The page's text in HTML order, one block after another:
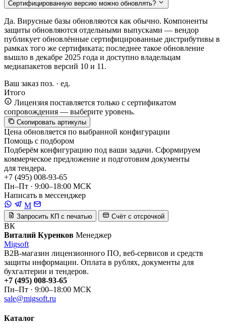
Сертифицированную версию можно обновлять?
Да. Вирусные базы обновляются как обычно. Компоненты
защиты обновляются отдельными выпусками — вендор
публикует обновлённые сертифицированные дистрибутивы в
рамках того же сертификата; последнее такое обновление
вышло в декабре 2025 года и доступно владельцам
медиапакетов версий 10 и 11.
Ваш заказ поз. · ед.
Итого
Лицензия поставляется только с сертификатом
сопровождения — выберите уровень.
Скопировать артикулы
Цена обновляется по выбранной конфигурации
Помощь с подбором
Подберём конфигурацию под ваши задачи. Сформируем
коммерческое предложение и подготовим документы
для тендера.
+7 (495) 008-93-65
Пн–Пт · 9:00–18:00 МСК
Написать в мессенджер
M
Запросить КП с печатью Счёт с отсрочкой
ВК
Виталий Куренков Менеджер
Migsoft
B2B-магазин лицензионного ПО, веб-сервисов и средств
защиты информации. Оплата в рублях, документы для
бухгалтерии и тендеров.
+7 (495) 008-93-65
Пн–Пт · 9:00–18:00 МСК
sale@migsoft.ru
Каталог